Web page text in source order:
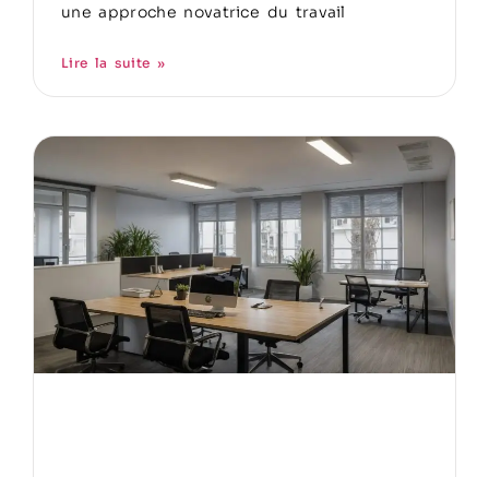
une approche novatrice du travail
Lire la suite »